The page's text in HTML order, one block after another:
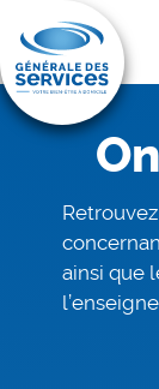
ainsi que